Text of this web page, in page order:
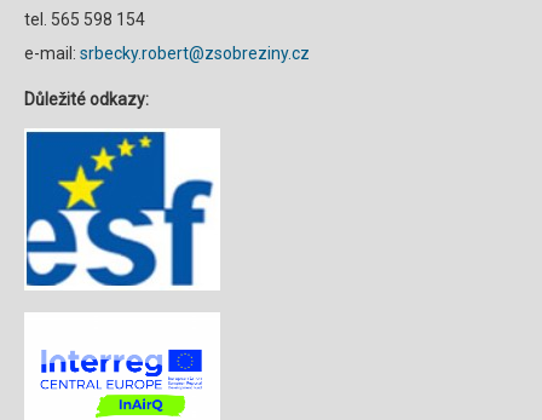
tel. 565 598 154
e-mail: srbecky.robert@zsobreziny.cz
Důležité odkazy: